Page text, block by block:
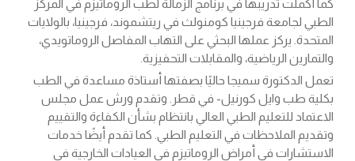
كما أكملت تدريبها في برنامج الزمالة لطب الروماتيزم في المركز
الطبي لجامعة فرجينيا كومنولث في ريتشموند، فرجينيا، بالولايات
المتحدة. يركز عملها البحثي على التهاب المفاصل الروماتويدي،
والتمارين الرياضية، والمقابلات التحفيزية.
تعمل الدكتورة سميجا حاليًا بصفتها أستاذة مساعدة في الطب
بكلية طب وايل كورنيل- في قطر. وتقدم ورش عمل مجلس
الاعتماد للتعليم الطبي العالي بانتظام بشأن الكفاءة والتقييم
وتقديم الملاحظات في التعليم الطبي. كما تقدم أيضًا خدمات
الاستشارات في أمراض الروماتيزم في العيادات الخارجية في